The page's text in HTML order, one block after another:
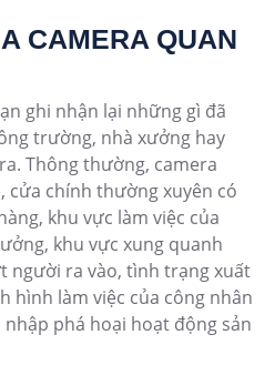
CAMERA QUAN
ghi nhận lại những gì đã
trường, nhà xưởng hay
Thông thường, camera
cửa chính thường xuyên có
khu vực làm việc của
khu vực xung quanh
người ra vào, tình trạng xuất
hình làm việc của công nhân
phá hoại hoạt động sản